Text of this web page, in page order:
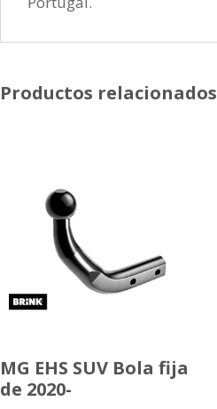
Productos relacionados
MG EHS SUV Bola fija
de 2020-